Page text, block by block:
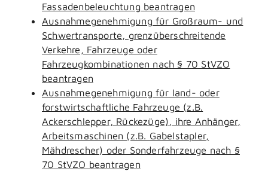
Fassadenbeleuchtung beantragen
Ausnahmegenehmigung für Großraum- und
Schwertransporte, grenzüberschreitende
Verkehre, Fahrzeuge oder
Fahrzeugkombinationen nach § 70 StVZO
beantragen
Ausnahmegenehmigung für land- oder
forstwirtschaftliche Fahrzeuge (z.B.
Ackerschlepper, Rückezüge), ihre Anhänger,
Arbeitsmaschinen (z.B. Gabelstapler,
Mähdrescher) oder Sonderfahrzeuge nach §
70 StVZO beantragen